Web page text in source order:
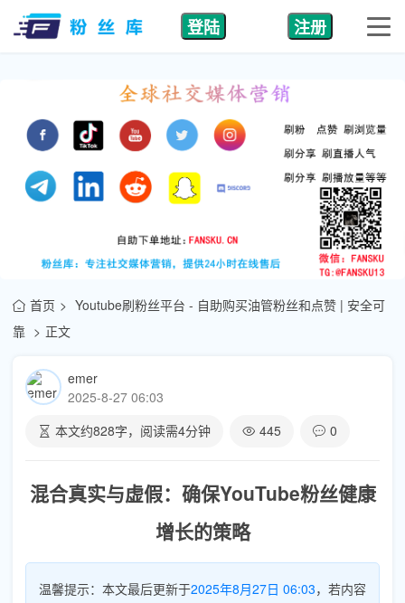
登陆 注册
首页
Youtube刷粉丝平台 - 自助购买油管粉丝和点赞 | 安全可
靠
正文
emer
2025-8-27 06:03
本文约828字，阅读需4分钟 445 0
混合真实与虚假：确保YouTube粉丝健康
增长的策略
温馨提示：本文最后更新于2025年8月27日 06:03，若内容